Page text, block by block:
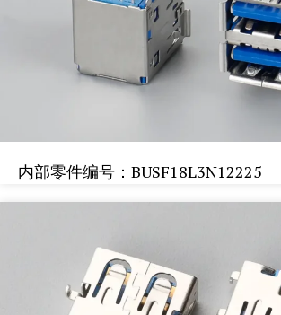
内部零件编号：BUSF18L3N12225